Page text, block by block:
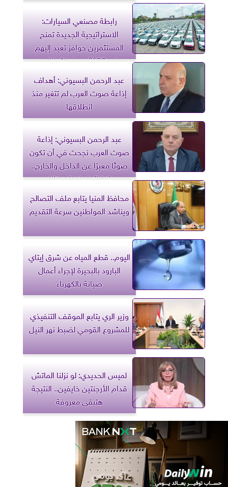
رابطة مصنعي السيارات:
الاستراتيجية الجديدة تمنح
المستثمرين حوافز تعيد إليهم
حتى 80% من استثماراتهم
عبد الرحمن البسيوني: أهداف
إذاعة صوت العرب لم تتغير منذ
انطلاقها
عبد الرحمن البسيوني: إذاعة
صوت العرب نجحت في أن تكون
صوتًا معبرًا عن الداخل والخارج..
ولا تزال تحتفظ بمكانته
محافظ المنيا يتابع ملف التصالح
ويناشد المواطنين سرعة التقديم
اليوم.. قطع المياه عن شرق إيتاي
البارود بالبحيرة لإجراء أعمال
صيانة بالكهرباء
وزير الري يتابع الموقف التنفيذي
للمشروع القومي لضبط نهر النيل
لميس الحديدي: لو نزلنا الماتش
قدام الأرجنتين خايفين.. النتيجة
هتبقى معروفة